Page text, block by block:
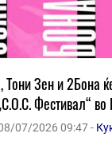
Тони Зен и 2Бона
Фестивал“ во
07/2026 09:47 -